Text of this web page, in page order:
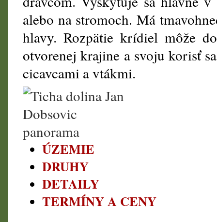
alebo na stromoch. Má
hlavy. Rozpätie krídiel môže
otvorenej krajine a svoju korisť
cicavcami a vtákmi.
ÚZEMIE
DRUHY
DETAILY
TERMÍNY A CENY